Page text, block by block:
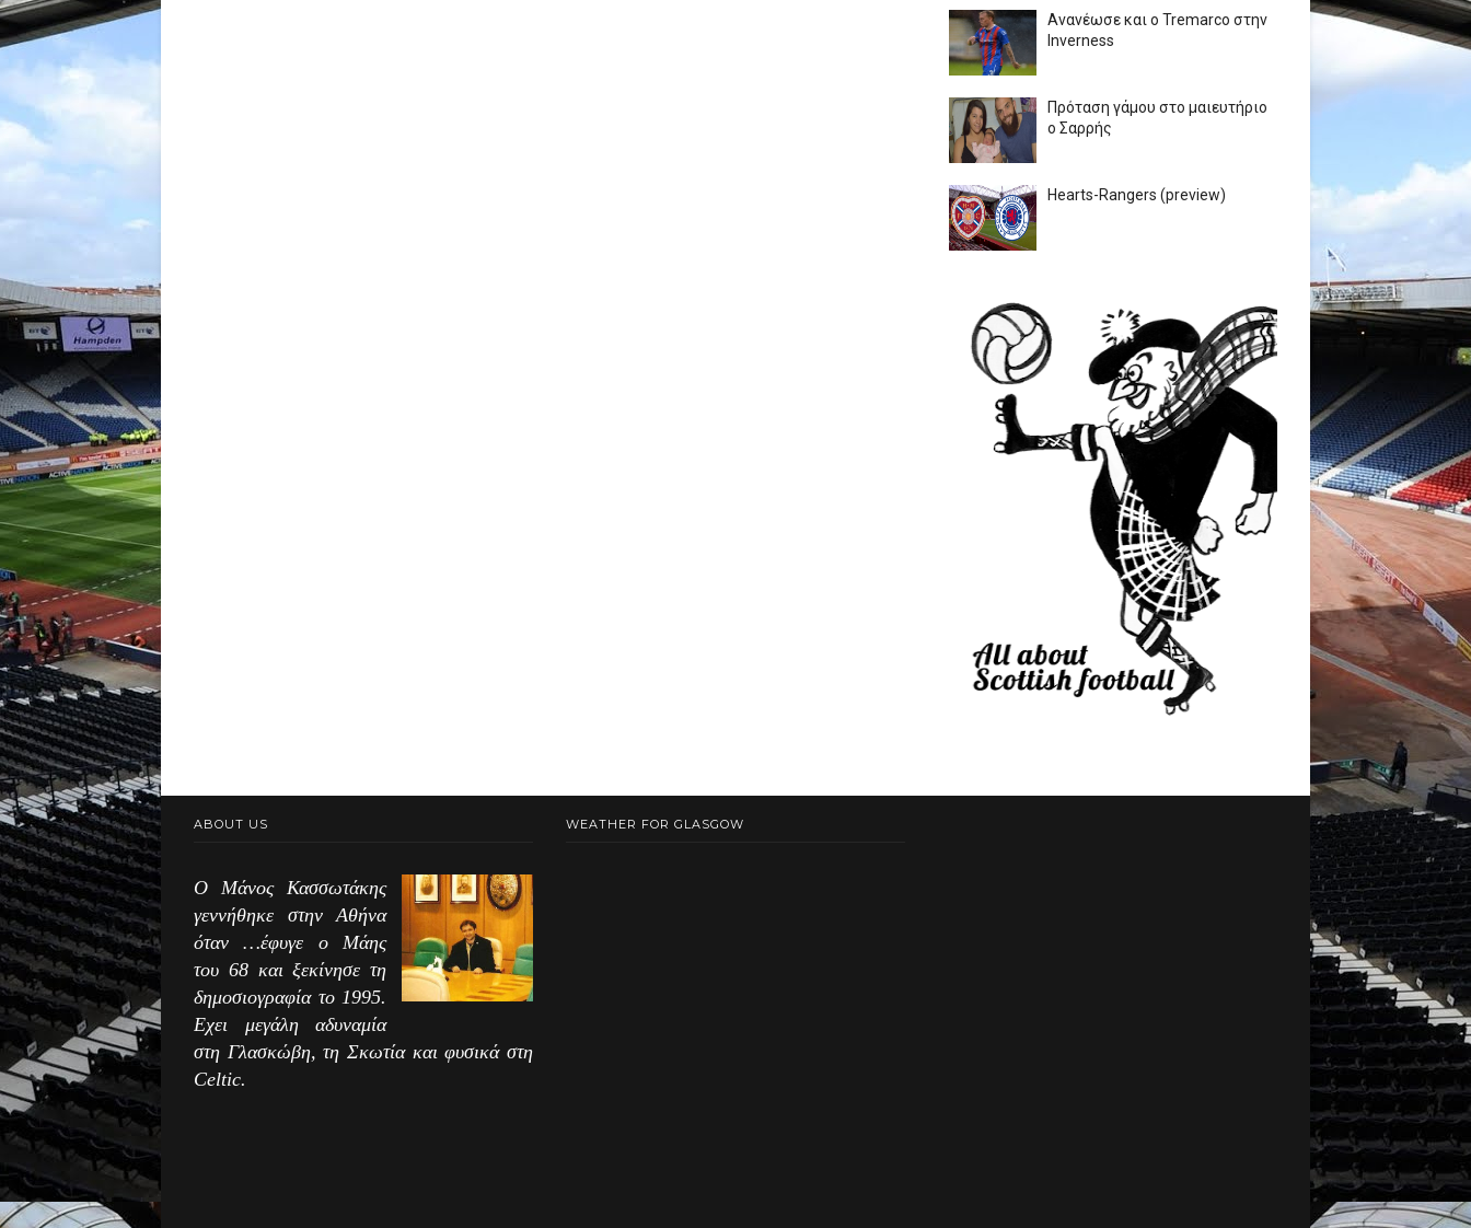
Ανανέωσε και ο Tremarco στην
Inverness
Πρόταση γάμου στο μαιευτήριο
ο Σαρρής
Hearts-Rangers (preview)
ABOUT US
Ο Μάνος Κασσωτάκης
γεννήθηκε στην Αθήνα
όταν …έφυγε ο Μάης
του 68 και ξεκίνησε τη
δημοσιογραφία το 1995.
Εχει μεγάλη αδυναμία
στη Γλασκώβη, τη Σκωτία και φυσικά στη
Celtic.
WEATHER FOR GLASGOW